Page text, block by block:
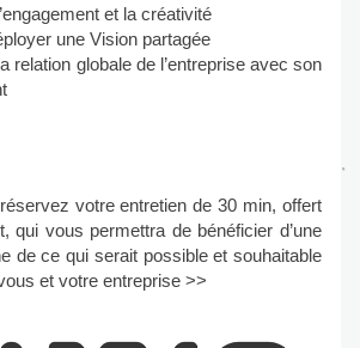
et la créativité
une Vision partagée
relation globale de l’entreprise avec son
votre entretien de 30 min, offert
qui vous permettra de bénéficier d’une
de ce qui serait possible et souhaitable
et votre entreprise >>